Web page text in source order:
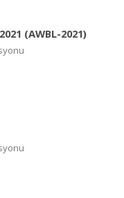
(AWBL-2021)